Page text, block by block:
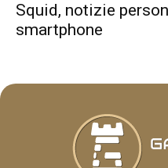
Squid, notizie
smartphone